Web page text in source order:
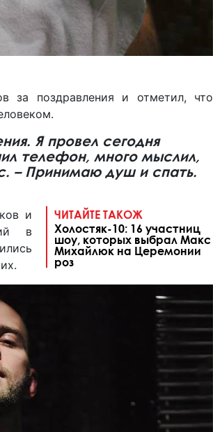
за поздравления и отметил, что
Я провел сегодня
телефон, много мыслил,
– Принимаю душ и спать.
ЧИТАЙТЕ ТАКОЖ
Холостяк-10: 16 участниц
шоу, которых выбрал Макс
Михайлюк на Церемонии
роз
и
в